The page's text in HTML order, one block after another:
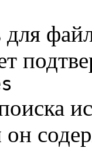
он